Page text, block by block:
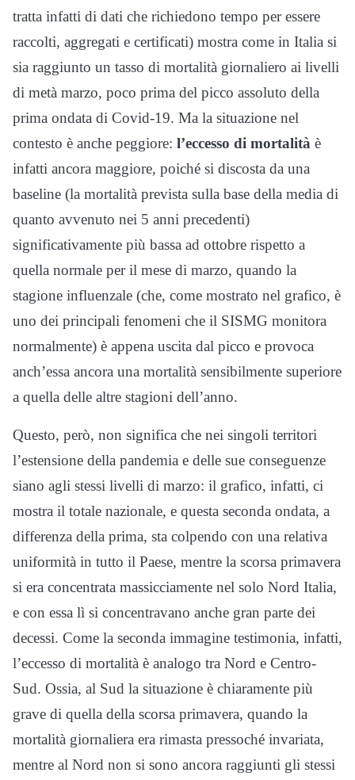
tratta infatti di dati che richiedono tempo per essere
raccolti, aggregati e certificati) mostra come in Italia si
sia raggiunto un tasso di mortalità giornaliero ai livelli
di metà marzo, poco prima del picco assoluto della
prima ondata di Covid-19. Ma la situazione nel
contesto è anche peggiore: l’eccesso di mortalità è
infatti ancora maggiore, poiché si discosta da una
baseline (la mortalità prevista sulla base della media di
quanto avvenuto nei 5 anni precedenti)
significativamente più bassa ad ottobre rispetto a
quella normale per il mese di marzo, quando la
stagione influenzale (che, come mostrato nel grafico, è
uno dei principali fenomeni che il SISMG monitora
normalmente) è appena uscita dal picco e provoca
anch’essa ancora una mortalità sensibilmente superiore
a quella delle altre stagioni dell’anno.
Questo, però, non significa che nei singoli territori
l’estensione della pandemia e delle sue conseguenze
siano agli stessi livelli di marzo: il grafico, infatti, ci
mostra il totale nazionale, e questa seconda ondata, a
differenza della prima, sta colpendo con una relativa
uniformità in tutto il Paese, mentre la scorsa primavera
si era concentrata massicciamente nel solo Nord Italia,
e con essa lì si concentravano anche gran parte dei
decessi. Come la seconda immagine testimonia, infatti,
l’eccesso di mortalità è analogo tra Nord e Centro-
Sud. Ossia, al Sud la situazione è chiaramente più
grave di quella della scorsa primavera, quando la
mortalità giornaliera era rimasta pressoché invariata,
mentre al Nord non si sono ancora raggiunti gli stessi